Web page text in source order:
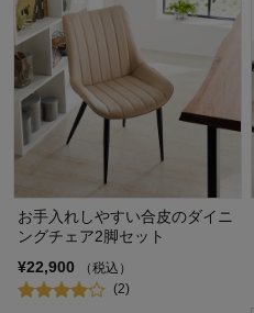
お手入れしやすい合皮のダイニ
ングチェア2脚セット
¥22,900
（税込）
(2)